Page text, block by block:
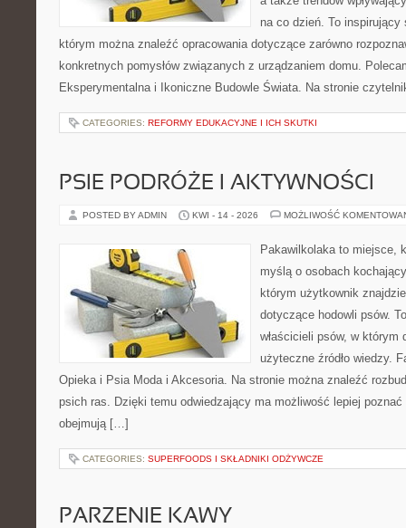
na co dzień. To
którym można znaleźć opracowania dotyczące zarówno
konkretnych pomysłów związanych z urządzaniem domu.
Eksperymentalna i Ikoniczne Budowle Świata. Na stronie
CATEGORIES: REFORMY EDUKACYJNE I ICH SKUTKI
PSIE PODRÓŻE I AKTYWNOŚCI
POSTED BY ADMIN KWI - 14 - 2026 MOŻLIWOŚĆ
Pakawilkolaka to miejsce,
myślą o osobach
którym użytkownik
dotyczące hodowli psów.
właścicieli psów, w którym
użyteczne źródło wiedzy.
Opieka i Psia Moda i Akcesoria. Na stronie można znaleźć
psich ras. Dzięki temu odwiedzający ma możliwość lepiej
obejmują […]
CATEGORIES: SUPERFOODS I SKŁADNIKI ODŻYWCZE
PARZENIE KAWY